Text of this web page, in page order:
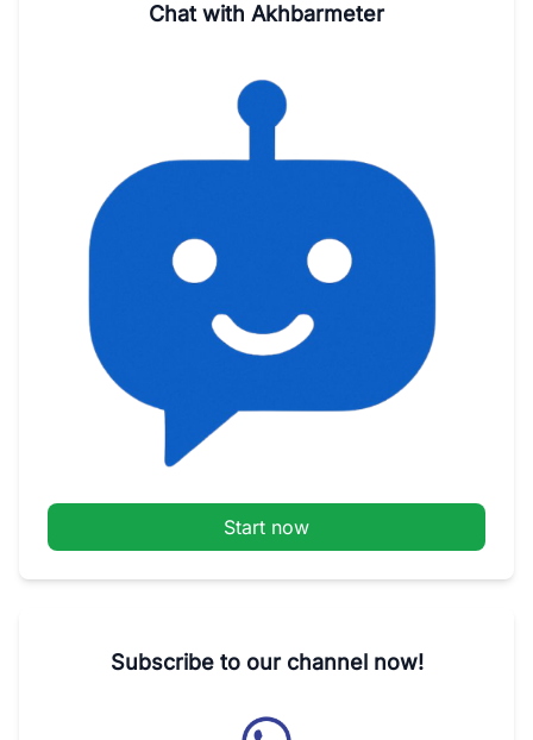
Chat with Akhbarmeter
Start now
Subscribe to our channel now!